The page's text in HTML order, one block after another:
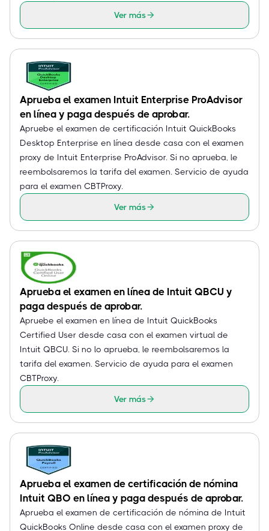
Ver más
Aprueba el examen Intuit Enterprise ProAdvisor
en línea y paga después de aprobar.
Apruebe el examen de certificación Intuit QuickBooks
Desktop Enterprise en línea desde casa con el examen
proxy de Intuit Enterprise ProAdvisor. Si no aprueba, le
reembolsaremos la tarifa del examen. Servicio de ayuda
para el examen CBTProxy.
Ver más
Aprueba el examen en línea de Intuit QBCU y
paga después de aprobar.
Apruebe el examen en línea de Intuit QuickBooks
Certified User desde casa con el examen virtual de
Intuit QBCU. Si no lo aprueba, le reembolsaremos la
tarifa del examen. Servicio de ayuda para el examen
CBTProxy.
Ver más
Aprueba el examen de certificación de nómina
Intuit QBO en línea y paga después de aprobar.
Aprueba el examen de certificación de nómina de Intuit
QuickBooks Online desde casa con el examen proxy de